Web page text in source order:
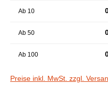
Ab 10
Ab 50
Ab 100
Preise inkl. MwSt. zzgl.